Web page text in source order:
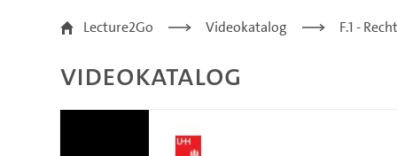
§§ 5-7 Der
Lecture2Go Videokatalog F.1 -
Videokatalog